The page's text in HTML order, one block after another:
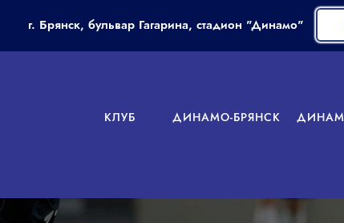
г. Брянск, бульвар Гагарина, стадион "Динамо"
КЛУБ ДИНАМО-БРЯНСК